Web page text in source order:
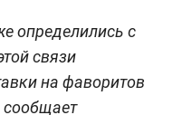
определились с
связи
на фаворитов
сообщает